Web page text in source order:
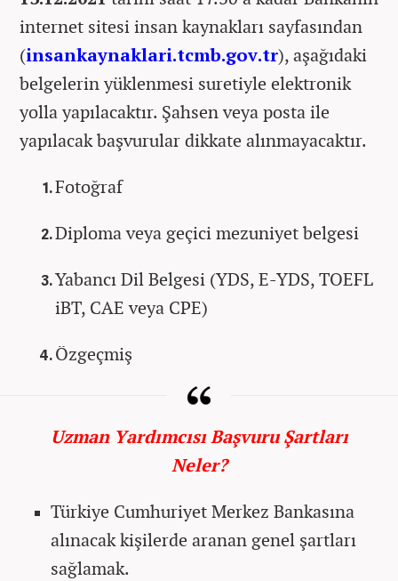
internet sitesi insan kaynakları sayfasından
(insankaynaklari.tcmb.gov.tr), aşağıdaki
belgelerin yüklenmesi suretiyle elektronik
yolla yapılacaktır. Şahsen veya posta ile
yapılacak başvurular dikkate alınmayacaktır.
Fotoğraf
Diploma veya geçici mezuniyet belgesi
Yabancı Dil Belgesi (YDS, E-YDS, TOEFL
iBT, CAE veya CPE)
Özgeçmiş
Uzman Yardımcısı Başvuru Şartları
Neler?
Türkiye Cumhuriyet Merkez Bankasına
alınacak kişilerde aranan genel şartları
sağlamak.